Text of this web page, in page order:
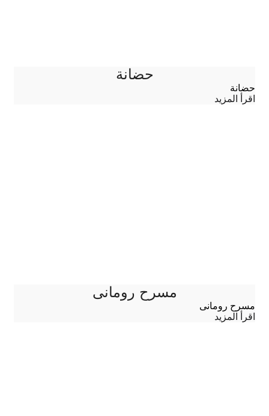
حضانة
حضانة
اقرأ المزيد
مسرح رومانى
مسرح رومانى
اقرأ المزيد